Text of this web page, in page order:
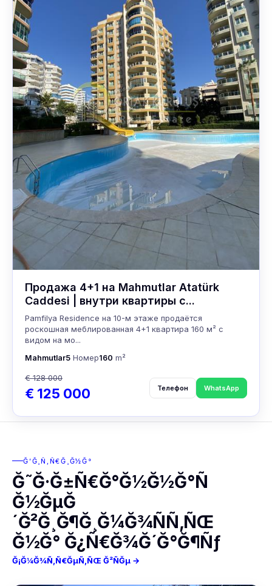
Продажа 4+1 на Mahmutlar Atatürk
Caddesi | внутри квартиры с...
Pamfilya Residence на 10-м этаже продаётся
роскошная меблированная 4+1 квартира 160 м² с
видом на мо...
Mahmutlar5 Номер160 m²
€ 128 000
€ 125 000 Телефон WhatsApp
Ğ’Ğ¸Ñ‚Ñ€Ğ¸Ğ½Ğ°
Ğ˜Ğ·Ğ±Ñ€Ğ°Ğ½Ğ½Ğ°Ñ
Ğ½ĞµĞ
´Ğ²Ğ¸Ğ¶Ğ¸Ğ¼Ğ¾ÑÑ‚ÑŒ
Ğ½Ğ° Ğ¿Ñ€Ğ¾Ğ´Ğ°Ğ¶Ñƒ
Ğ¡Ğ¼Ğ¾Ñ‚Ñ€ĞµÑ‚ÑŒ Ğ²ÑĞµ →